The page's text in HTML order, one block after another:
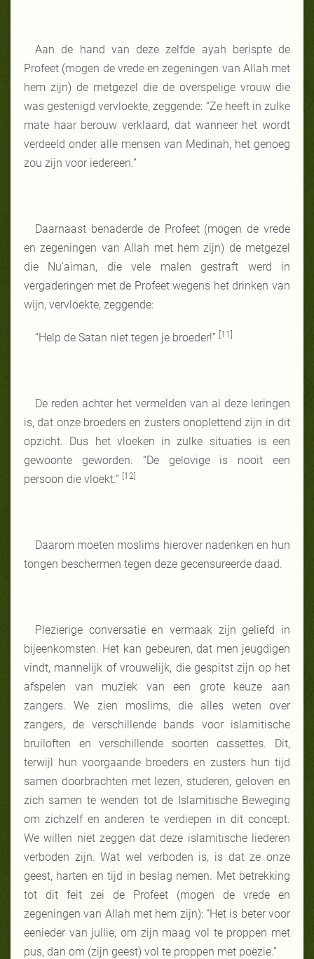
Aan de hand van deze zelfde ayah berispte de
Profeet (mogen de vrede en zegeningen van Allah met
hem zijn) de metgezel die de overspelige vrouw die
was gestenigd vervloekte, zeggende: “Ze heeft in zulke
mate haar berouw verklaard, dat wanneer het wordt
verdeeld onder alle mensen van Medinah, het genoeg
zou zijn voor iedereen.”
Daarnaast benaderde de Profeet (mogen de vrede
en zegeningen van Allah met hem zijn) de metgezel
die Nu’aiman, die vele malen gestraft werd in
vergaderingen met de Profeet wegens het drinken van
wijn, vervloekte, zeggende:
“Help de Satan niet tegen je broeder!” [11]
De reden achter het vermelden van al deze leringen
is, dat onze broeders en zusters onoplettend zijn in dit
opzicht. Dus het vloeken in zulke situaties is een
gewoonte geworden. “De gelovige is nooit een
persoon die vloekt.” [12]
Daarom moeten moslims hierover nadenken en hun
tongen beschermen tegen deze gecensureerde daad.
Plezierige conversatie en vermaak zijn geliefd in
bijeenkomsten. Het kan gebeuren, dat men jeugdigen
vindt, mannelijk of vrouwelijk, die gespitst zijn op het
afspelen van muziek van een grote keuze aan
zangers. We zien moslims, die alles weten over
zangers, de verschillende bands voor islamitische
bruiloften en verschillende soorten cassettes. Dit,
terwijl hun voorgaande broeders en zusters hun tijd
samen doorbrachten met lezen, studeren, geloven en
zich samen te wenden tot de Islamitische Beweging
om zichzelf en anderen te verdiepen in dit concept.
We willen niet zeggen dat deze islamitische liederen
verboden zijn. Wat wel verboden is, is dat ze onze
geest, harten en tijd in beslag nemen. Met betrekking
tot dit feit zei de Profeet (mogen de vrede en
zegeningen van Allah met hem zijn): “Het is beter voor
eenieder van jullie, om zijn maag vol te proppen met
pus, dan om (zijn geest) vol te proppen met poëzie.”